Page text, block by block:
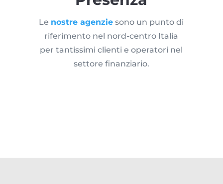
Le nostre agenzie sono un punto di
riferimento nel nord-centro Italia
per tantissimi clienti e operatori nel
settore finanziario.